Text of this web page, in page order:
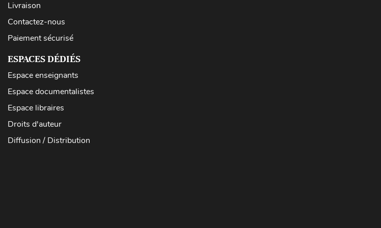
Livraison
Contactez-nous
Paiement sécurisé
ESPACES DÉDIÉS
Espace enseignants
Espace documentalistes
Espace libraires
Droits d'auteur
Diffusion / Distribution